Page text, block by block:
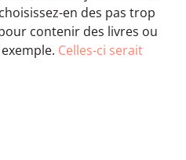
en des pas trop
contenir des livres ou
Celles-ci serait